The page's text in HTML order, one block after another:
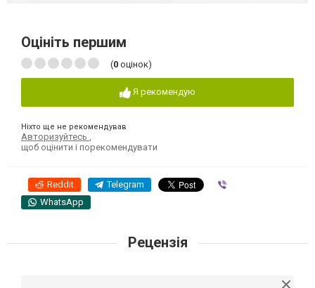
Оцініть першим
(0 оцінок)
Я рекомендую
Ніхто ще не рекомендував
Авторизуйтесь
щоб оцінити і порекомендувати
Reddit Telegram
WhatsApp
Рецензія